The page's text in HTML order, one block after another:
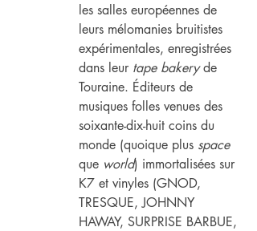
les salles européennes de
leurs mélomanies bruitistes
expérimentales, enregistrées
dans leur tape bakery de
Touraine. Éditeurs de
musiques folles venues des
soixante-dix-huit coins du
monde (quoique plus space
que world) immortalisées sur
K7 et vinyles (GNOD,
TRESQUE, JOHNNY
HAWAY, SURPRISE BARBUE,